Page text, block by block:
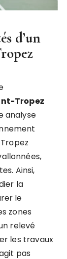
d’un
Tropez
analyse
Ainsi,
la
le
zones
relevé
les travaux
pas